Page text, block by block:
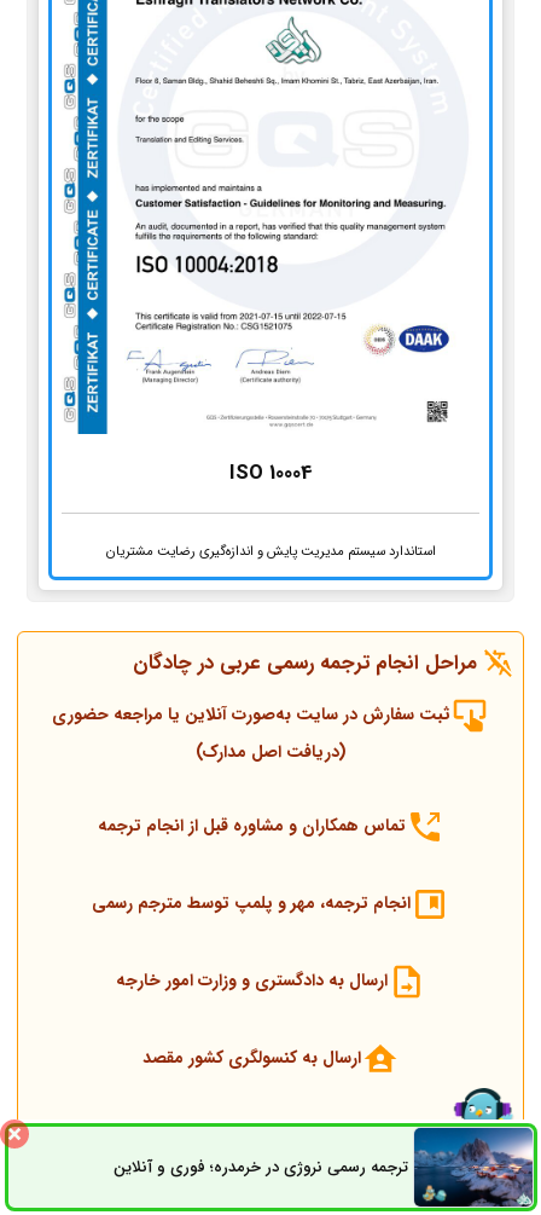
ISO 10004
استاندارد سیستم مدیریت پایش و اندازه‌گیری رضایت مشتریان
مراحل انجام ترجمه رسمی عربی در چادگان
ثبت سفارش در سایت به‌صورت آنلاین یا مراجعه حضوری
(دریافت اصل مدارک)
تماس همکاران و مشاوره قبل از انجام ترجمه
انجام ترجمه، مهر و پلمپ توسط مترجم رسمی
ارسال به دادگستری و وزارت امور خارجه
ارسال به کنسولگری کشور مقصد
تحویل مدارک اصلی و ترجمه
شایان توجه است پشتیبان سفارش همیشه پاسخگوی سؤالات موجود
ترجمه رسمی نروژی در خرمدره؛ فوری و آنلاینثبت سفارش راه های ارتباطی